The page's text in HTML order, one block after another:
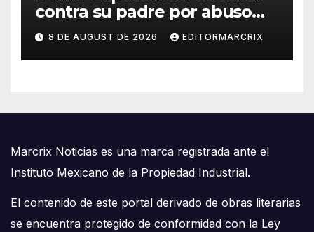
contra su padre por abuso
sexual
8 DE AUGUST DE 2026 EDITORMARCRIX
Marcrix Noticias es una marca registrada ante el
Instituto Mexicano de la Propiedad Industrial.
El contenido de este portal derivado de obras literarias
se encuentra protegido de conformidad con la Ley